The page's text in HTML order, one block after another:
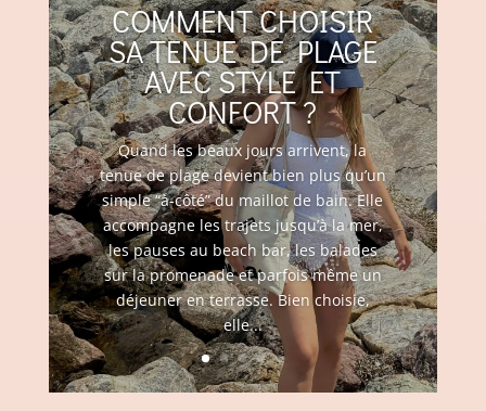
COMMENT CHOISIR
SA TENUE DE PLAGE
AVEC STYLE ET
CONFORT ?
Quand les beaux jours arrivent, la
tenue de plage devient bien plus qu’un
simple “à-côté” du maillot de bain. Elle
accompagne les trajets jusqu’à la mer,
les pauses au beach bar, les balades
sur la promenade et parfois même un
déjeuner en terrasse. Bien choisie,
elle...